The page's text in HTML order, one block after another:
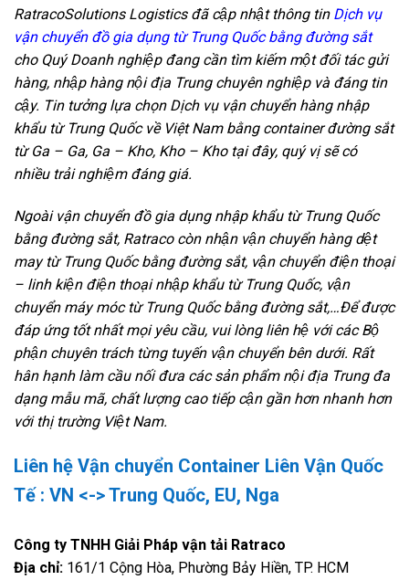
RatracoSolutions Logistics đã cập nhật thông tin Dịch vụ
vận chuyển đồ gia dụng từ Trung Quốc bằng đường sắt
cho Quý Doanh nghiệp đang cần tìm kiếm một đối tác gửi
hàng, nhập hàng nội địa Trung chuyên nghiệp và đáng tin
cậy. Tin tưởng lựa chọn Dịch vụ vận chuyển hàng nhập
khẩu từ Trung Quốc về Việt Nam bằng container đường sắt
từ Ga – Ga, Ga – Kho, Kho – Kho tại đây, quý vị sẽ có
nhiều trải nghiệm đáng giá.
Ngoài vận chuyển đồ gia dụng nhập khẩu từ Trung Quốc
bằng đường sắt, Ratraco còn nhận vận chuyển hàng dệt
may từ Trung Quốc bằng đường sắt, vận chuyển điện thoại
– linh kiện điện thoại nhập khẩu từ Trung Quốc, vận
chuyển máy móc từ Trung Quốc bằng đường sắt,…Để được
đáp ứng tốt nhất mọi yêu cầu, vui lòng liên hệ với các Bộ
phận chuyên trách từng tuyến vận chuyển bên dưới. Rất
hân hạnh làm cầu nối đưa các sản phẩm nội địa Trung đa
dạng mẫu mã, chất lượng cao tiếp cận gần hơn nhanh hơn
với thị trường Việt Nam.
Liên hệ Vận chuyển Container Liên Vận Quốc
Tế : VN <-> Trung Quốc, EU, Nga
Công ty TNHH Giải Pháp vận tải Ratraco
Địa chỉ: 161/1 Cộng Hòa, Phường Bảy Hiền, TP. HCM